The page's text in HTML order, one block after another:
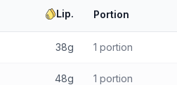
Lip. Portion
38g 1 portion
48g 1 portion